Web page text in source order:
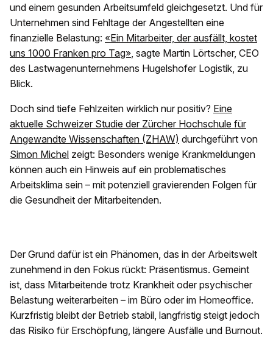
und einem gesunden Arbeitsumfeld gleichgesetzt. Und für
Unternehmen sind Fehltage der Angestellten eine
finanzielle Belastung: «Ein Mitarbeiter, der ausfällt, kostet
uns 1000 Franken pro Tag», sagte Martin Lörtscher, CEO
des Lastwagenunternehmens Hugelshofer Logistik, zu
Blick.
Doch sind tiefe Fehlzeiten wirklich nur positiv? Eine
aktuelle Schweizer Studie der Zürcher Hochschule für
Angewandte Wissenschaften (ZHAW) durchgeführt von
Simon Michel zeigt: Besonders wenige Krankmeldungen
können auch ein Hinweis auf ein problematisches
Arbeitsklima sein – mit potenziell gravierenden Folgen für
die Gesundheit der Mitarbeitenden.
Der Grund dafür ist ein Phänomen, das in der Arbeitswelt
zunehmend in den Fokus rückt: Präsentismus. Gemeint
ist, dass Mitarbeitende trotz Krankheit oder psychischer
Belastung weiterarbeiten – im Büro oder im Homeoffice.
Kurzfristig bleibt der Betrieb stabil, langfristig steigt jedoch
das Risiko für Erschöpfung, längere Ausfälle und Burnout.